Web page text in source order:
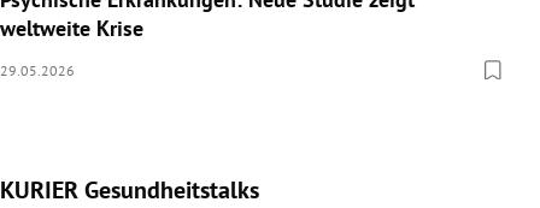
weltweite Krise
29.05.2026
KURIER Gesundheitstalks
Slide 1 von 7